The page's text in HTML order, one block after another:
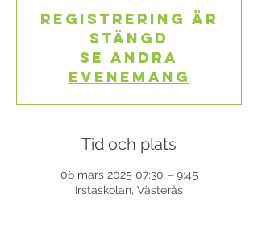
Registrering är
stängd
Se andra
evenemang
Tid och plats
06 mars 2025 07:30 – 9:45
Irstaskolan, Västerås